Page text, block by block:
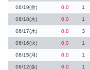
06/19(金) 0.0 1
06/18(木) 0.0 1
06/17(水) 0.0 3
06/16(火) 0.0 1
06/15(月) 0.0 1
06/12(金) 0.0 1